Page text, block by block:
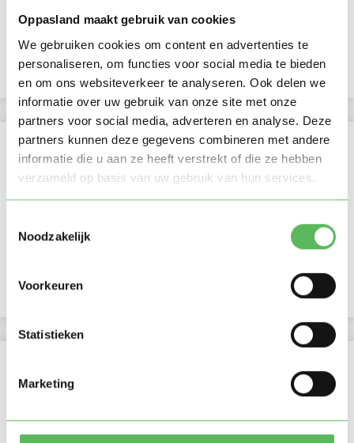
Oppasland maakt gebruik van cookies
We gebruiken cookies om content en advertenties te
personaliseren, om functies voor social media te bieden
en om ons websiteverkeer te analyseren. Ook delen we
informatie over uw gebruik van onze site met onze
partners voor social media, adverteren en analyse. Deze
partners kunnen deze gegevens combineren met andere
informatie die u aan ze heeft verstrekt of die ze hebben
verzameld op basis van uw gebruik van hun services.
Noodzakelijk
Voorkeuren
Statistieken
Marketing
Beschikbaar vanaf:
Uurtarief: Account only
Kan oppassen op
Ma Di Wo Do Vr Za
Namiddag
25-12-2025
Lid sinds 19-12-2025